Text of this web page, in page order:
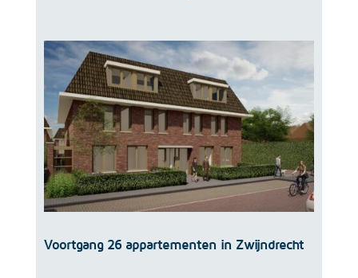
Voortgang 26 appartementen in Zwijndrecht